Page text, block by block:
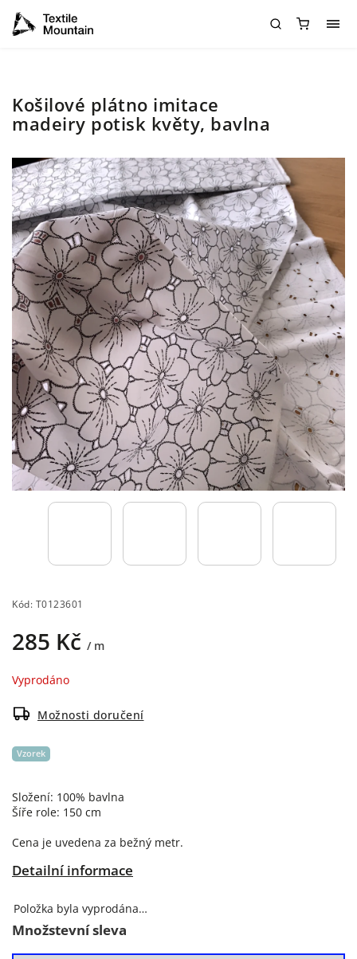
Košilové plátno imitace
madeiry potisk květy, bavlna
Kód: T0123601
285 Kč / m
Vyprodáno
Možnosti doručení
Složení: 100% bavlna
Šíře role: 150 cm
Cena je uvedena za bežný metr.
Detailní informace
Vzorek
Položka byla vyprodána…
Množstevní sleva